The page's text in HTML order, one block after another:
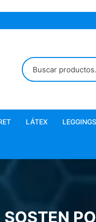
LÁTEX LEGGINGS
SOSTEN